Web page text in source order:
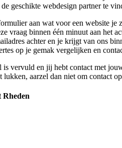
geschikte webdesign partner te
aan wat voor een website je
vraag binnen één minuut aan het
achter en je krijgt van ons
op je gemak vergelijken en
vervuld en jij hebt contact met
lukken, aarzel dan niet om contact
Rheden